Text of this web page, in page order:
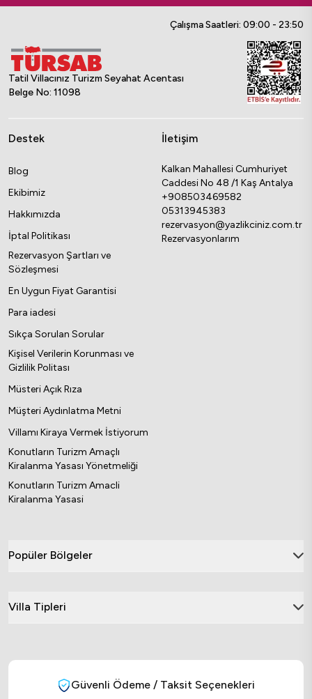
Çalışma Saatleri: 09:00 - 23:50
Tatil Villacınız Turizm Seyahat Acentası
Belge No: 11098
Destek
Blog
Ekibimiz
Hakkımızda
İptal Politikası
Rezervasyon Şartları ve
Sözleşmesi
En Uygun Fiyat Garantisi
Para iadesi
Sıkça Sorulan Sorular
Kişisel Verilerin Korunması ve
Gizlilik Politası
Müsteri Açık Rıza
Müşteri Aydınlatma Metni
Villamı Kiraya Vermek İstiyorum
Konutların Turizm Amaçlı
Kiralanma Yasası Yönetmeliği
Konutların Turizm Amacli
Kiralanma Yasasi
İletişim
Kalkan Mahallesi Cumhuriyet
Caddesi No 48 /1 Kaş Antalya
+908503469582
05313945383
rezervasyon@yazlikciniz.com.tr
Rezervasyonlarım
Popüler Bölgeler
Villa Tipleri
Güvenli Ödeme / Taksit Seçenekleri